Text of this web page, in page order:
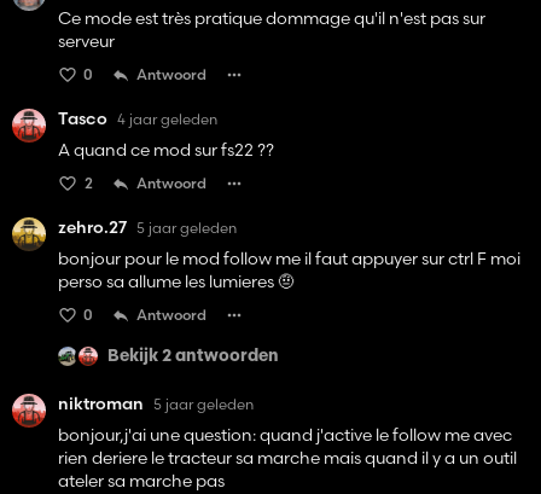
Ce mode est très pratique dommage qu'il n'est pas sur
serveur
0 Antwoord
Tasco 4 jaar geleden
A quand ce mod sur fs22 ??
2 Antwoord
zehro.27 5 jaar geleden
bonjour pour le mod follow me il faut appuyer sur ctrl F moi
perso sa allume les lumieres 🤨
0 Antwoord
Bekijk 2 antwoorden
niktroman 5 jaar geleden
bonjour,j'ai une question: quand j'active le follow me avec
rien deriere le tracteur sa marche mais quand il y a un outil
ateler sa marche pas